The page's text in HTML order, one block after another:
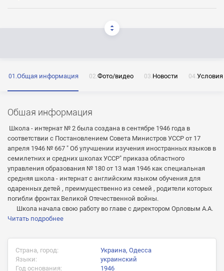
Общая информация Фото/видео Новости
Общая информация
Школа - интернат № 2 была создана в сентябре 1946 года в
соответствии с Постановлением Совета Министров УССР от 17
апреля 1946 № 667 " Об улучшении изучения иностранных языков в
семилетних и средних школах УССР" приказа областного
управления образования № 180 от 13 мая 1946 как специальная
средняя школа - интернат с английским языком обучения для
одаренных детей , преимущественно из семей , родители которых
погибли фронтах Великой Отечественной войны.
Школа начала свою работу во главе с директором Орловым А.А.
Читать подробнее
Страна, город:
Украина, Одесса
Языки:
украинский
Год основания:
1946
ОТПРАВИТЬ
Нажимая на кнопку «Отправить» я даю согласие
на обработку моих персональных данных
ОТПРАВИТЬ
на обработку моих персональных данных
ОТПРАВИТЬ
Нажимая на кнопку «Отправить» я даю согласие
на обработку моих персональных данных